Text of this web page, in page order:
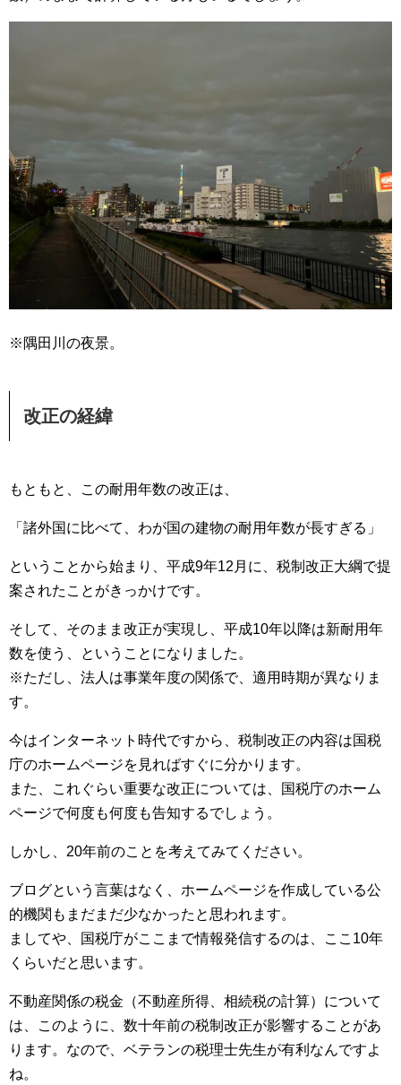
※隅田川の夜景。
改正の経緯
もともと、この耐用年数の改正は、
「諸外国に比べて、わが国の建物の耐用年数が長すぎる」
ということから始まり、平成9年12月に、税制改正大綱で提
案されたことがきっかけです。
そして、そのまま改正が実現し、平成10年以降は新耐用年
数を使う、ということになりました。
※ただし、法人は事業年度の関係で、適用時期が異なりま
す。
今はインターネット時代ですから、税制改正の内容は国税
庁のホームページを見ればすぐに分かります。
また、これぐらい重要な改正については、国税庁のホーム
ページで何度も何度も告知するでしょう。
しかし、20年前のことを考えてみてください。
ブログという言葉はなく、ホームページを作成している公
的機関もまだまだ少なかったと思われます。
ましてや、国税庁がここまで情報発信するのは、ここ10年
くらいだと思います。
不動産関係の税金（不動産所得、相続税の計算）について
は、このように、数十年前の税制改正が影響することがあ
ります。なので、ベテランの税理士先生が有利なんですよ
ね。